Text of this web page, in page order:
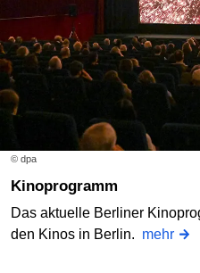
© dpa
Kinoprogramm
Das aktuelle Berliner
den Kinos in Berlin. mehr